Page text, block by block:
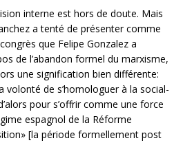
interne est hors de doute. Mais
a tenté de présenter comme
que Felipe Gonzalez a
de l’abandon formel du marxisme,
une signification bien différente:
de s’homologuer à la social-
pour s’offrir comme une force
espagnol de la Réforme
[la période formellement post